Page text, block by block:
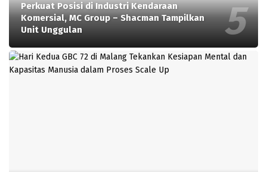
Perkuat Posisi di Industri Kendaraan
Komersial, MC Group – Shacman Tampilkan
Unit Unggulan